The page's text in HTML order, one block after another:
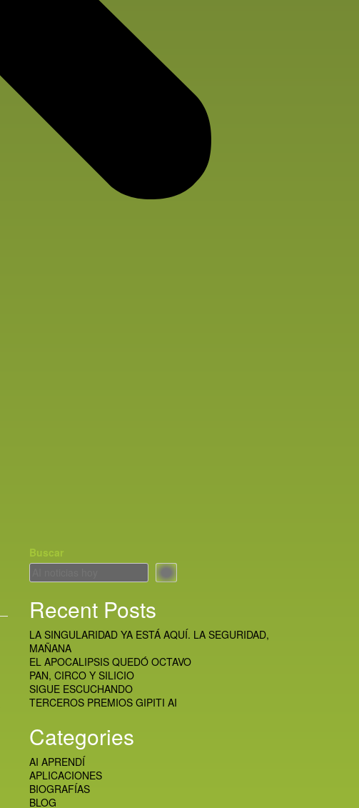
Buscar
Recent Posts
LA SINGULARIDAD YA ESTÁ AQUÍ. LA SEGURIDAD,
MAÑANA
EL APOCALIPSIS QUEDÓ OCTAVO
PAN, CIRCO Y SILICIO
SIGUE ESCUCHANDO
TERCEROS PREMIOS GIPITI AI
Categories
AI APRENDÍ
APLICACIONES
BIOGRAFÍAS
BLOG